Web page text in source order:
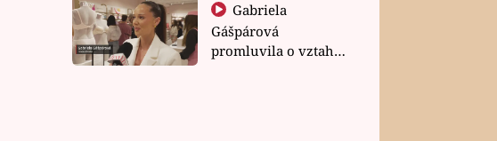
Gabriela
Gášpárová
promluvila o vztahu